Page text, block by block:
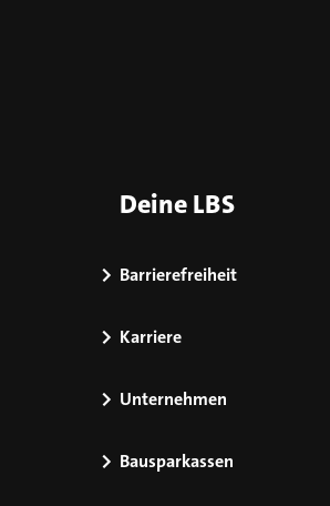
Deine LBS
Barrierefreiheit
Karriere
Unternehmen
Bausparkassen